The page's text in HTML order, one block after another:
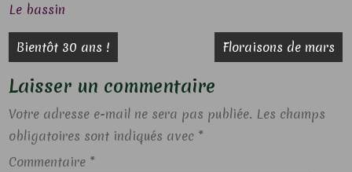
Le bassin
Navigation
de
l’article
Bientôt 30 ans ! Floraisons de mars
Laisser un commentaire
Votre adresse e-mail ne sera pas publiée. Les champs
obligatoires sont indiqués avec *
Commentaire *